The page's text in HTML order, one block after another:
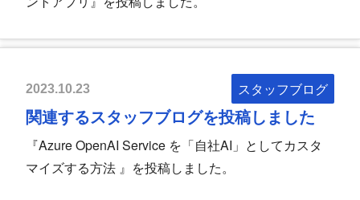
2023.10.23 スタッフブログ
関連するスタッフブログを投稿しました
『Azure OpenAI Service を「自社AI」としてカスタ
マイズする方法 』を投稿しました。